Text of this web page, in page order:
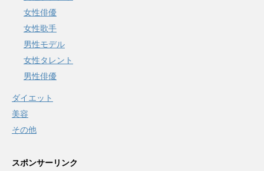
女性俳優
女性歌手
男性モデル
女性タレント
男性俳優
ダイエット
美容
その他
スポンサーリンク